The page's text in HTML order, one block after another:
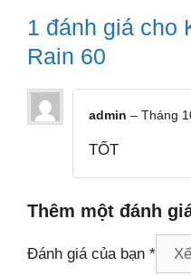
1 đánh giá cho
Rain 60
admin – Tháng
TỐT
Thêm một đánh
Đánh giá của bạn *